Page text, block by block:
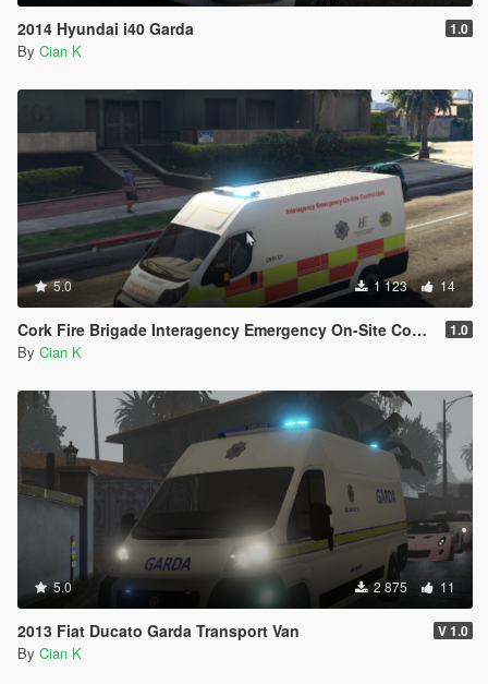
2014 Hyundai i40 Garda 1.0
By Cian K
5.0 1 123 14
Cork Fire Brigade Interagency Emergency On-Site Control Unit 2011 Fiat Ducato 1.0
By Cian K
5.0 2 875 11
2013 Fiat Ducato Garda Transport Van V 1.0
By Cian K